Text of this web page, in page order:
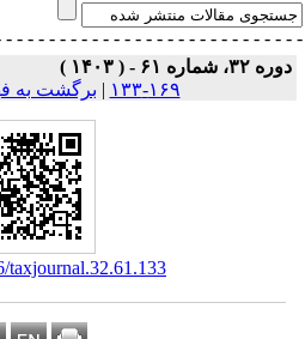
- - - - - - - - - - - - -
- - - - - - - - - - - - - - -
دوره ۳۲، شماره ۶۱ - ( ۱۴۰۳ )
۱۶۹-۱۳۳
| برگشت به
taxjournal.32.61.133